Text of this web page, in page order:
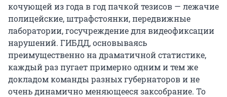
кочующей из года в год пачкой тезисов — лежачие
полицейские, штрафстоянки, передвижные
лаборатории, госучреждение для видеофиксации
нарушений. ГИБДД, основываясь
преимущественно на драматичной статистике,
каждый раз пугает примерно одним и тем же
докладом команды разных губернаторов и не
очень динамично меняющееся заксобрание. То